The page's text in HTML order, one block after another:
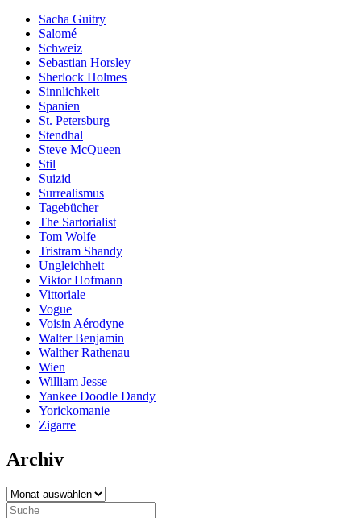
Sacha Guitry
Salomé
Schweiz
Sebastian Horsley
Sherlock Holmes
Sinnlichkeit
Spanien
St. Petersburg
Stendhal
Steve McQueen
Stil
Suizid
Surrealismus
Tagebücher
The Sartorialist
Tom Wolfe
Tristram Shandy
Ungleichheit
Viktor Hofmann
Vittoriale
Vogue
Voisin Aérodyne
Walter Benjamin
Walther Rathenau
Wien
William Jesse
Yankee Doodle Dandy
Yorickomanie
Zigarre
Archiv
Archiv
Search